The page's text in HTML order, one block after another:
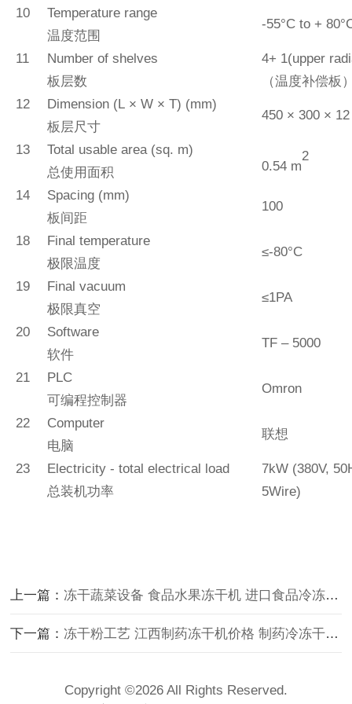
10
Temperature range
温度范围
-55°C to +8
11
Number of shelves
板层数
4+ 1(upper
（温度补偿板
12
Dimension (L × W × T) (mm)
板层尺寸
450 × 300 × 12
13 Total usable area (sq. m)
总使用面积
0.54 m
2
14
Spacing (mm)
板间距
100
18
Final temperature
极限温度
≤-80°C
19 Finalvacuum
极限真空
≤1PA
20
Software
软件
TF – 5000
21
PLC
可编程控制器
Omron
22
Computer
电脑
联想
23
Electricity - total electrical load
总装机功率
7kW (380V,
5Wire)
上一篇：冻干蔬菜设备 食品水果冻干机 进口食品冷冻干燥机公司
下一篇：冻干粉工艺 江西制药冻干机价格 制药冷冻干燥机哪家好用
Copyright ©2026 All Rights Reserved.